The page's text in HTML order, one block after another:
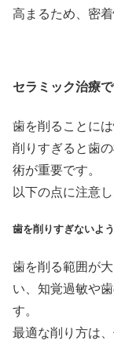
高まるため、密
セラミック治療
歯を削ることに
削りすぎると歯
術が重要です。
以下の点に注意
歯を削りすぎないよ
歯を削る範囲が
い、知覚過敏や
す。
最適な削り方は